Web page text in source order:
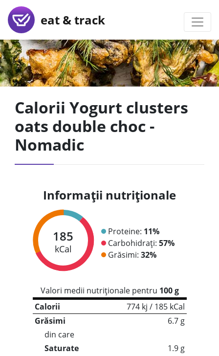
eat & track
Calorii Yogurt clusters
oats double choc -
Nomadic
Informații nutriționale
185
kCal
Proteine: 11%
Carbohidrați: 57%
Grăsimi: 32%
Valori medii nutriționale pentru 100 g
Calorii
774 kj / 185 kCal
Grăsimi
6.7 g
din care
Saturate
1.9 g